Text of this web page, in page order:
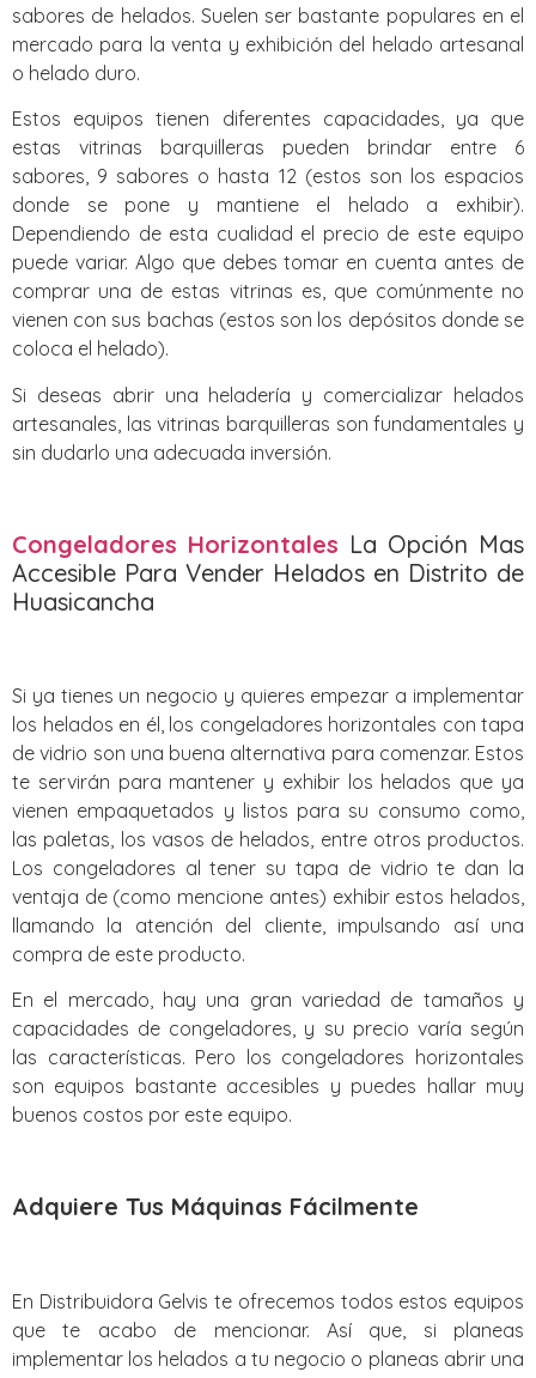
sabores de helados. Suelen ser bastante populares en el
mercado para la venta y exhibición del helado artesanal
o helado duro.
Estos equipos tienen diferentes capacidades, ya que
estas vitrinas barquilleras pueden brindar entre 6
sabores, 9 sabores o hasta 12 (estos son los espacios
donde se pone y mantiene el helado a exhibir).
Dependiendo de esta cualidad el precio de este equipo
puede variar. Algo que debes tomar en cuenta antes de
comprar una de estas vitrinas es, que comúnmente no
vienen con sus bachas (estos son los depósitos donde se
coloca el helado).
Si deseas abrir una heladería y comercializar helados
artesanales, las vitrinas barquilleras son fundamentales y
sin dudarlo una adecuada inversión.
Congeladores Horizontales La Opción Mas
Accesible Para Vender Helados en Distrito de
Huasicancha
Si ya tienes un negocio y quieres empezar a implementar
los helados en él, los congeladores horizontales con tapa
de vidrio son una buena alternativa para comenzar. Estos
te servirán para mantener y exhibir los helados que ya
vienen empaquetados y listos para su consumo como,
las paletas, los vasos de helados, entre otros productos.
Los congeladores al tener su tapa de vidrio te dan la
ventaja de (como mencione antes) exhibir estos helados,
llamando la atención del cliente, impulsando así una
compra de este producto.
En el mercado, hay una gran variedad de tamaños y
capacidades de congeladores, y su precio varía según
las características. Pero los congeladores horizontales
son equipos bastante accesibles y puedes hallar muy
buenos costos por este equipo.
Adquiere Tus Máquinas Fácilmente
En Distribuidora Gelvis te ofrecemos todos estos equipos
que te acabo de mencionar. Así que, si planeas
implementar los helados a tu negocio o planeas abrir una